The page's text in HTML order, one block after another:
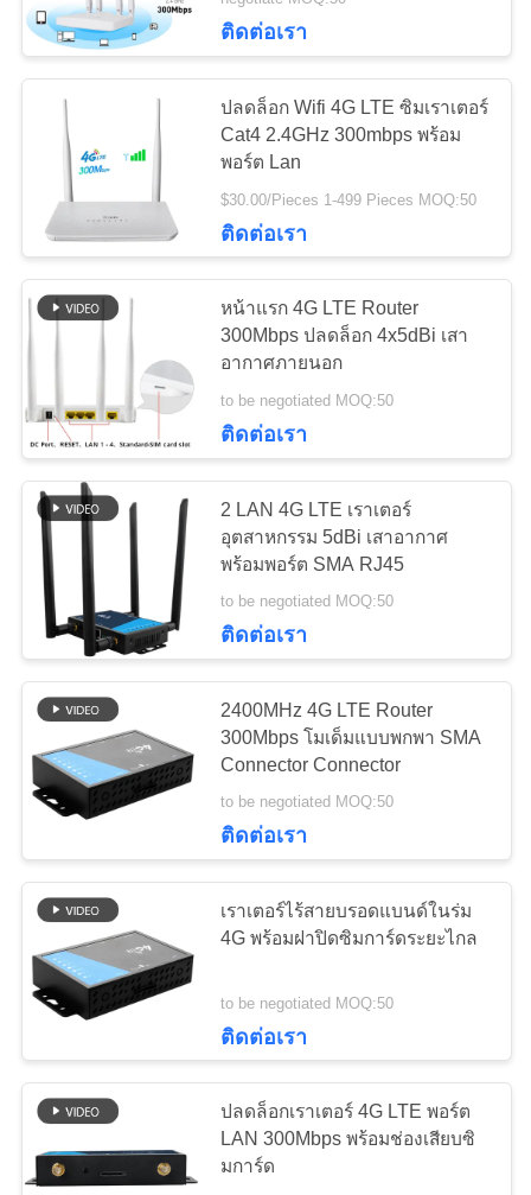
ข่าว
ขอ
ใบ
เสนอ
VR
แผนผัง
เว็บไซต์
PRIVACY
POLICY
เราเตอร์มือถือสองซิม
เราเตอร์ไวไฟ 5G
5G CPE ในกลางแจ้ง
เราเตอร์ CPE กลาง
แจ้ง 4G LTE
26
ตัวขยายช่วง USB
WiFi
ติดต่อเรา
ปลดล็อก Wifi 4G LTE ซิมเราเตอร์
Cat4 2.4GHz 300mbps พร้อม
พอร์ต Lan
$30.00/Pieces 1-499 Pieces MOQ:50
ติดต่อเรา
หน้าแรก 4G LTE Router
300Mbps ปลดล็อก 4x5dBi เสา
อากาศภายนอก
to be negotiated MOQ:50
ติดต่อเรา
2 LAN 4G LTE เราเตอร์
อุตสาหกรรม 5dBi เสาอากาศ
พร้อมพอร์ต SMA RJ45
to be negotiated MOQ:50
ติดต่อเรา
2400MHz 4G LTE Router
300Mbps โมเด็มแบบพกพา SMA
Connector Connector
to be negotiated MOQ:50
ติดต่อเรา
เราเตอร์ไร้สายบรอดแบนด์ในร่ม
4G พร้อมฝาปิดซิมการ์ดระยะไกล
to be negotiated MOQ:50
ติดต่อเรา
ปลดล็อกเราเตอร์ 4G LTE พอร์ต
LAN 300Mbps พร้อมช่องเสียบซิ
มการ์ด